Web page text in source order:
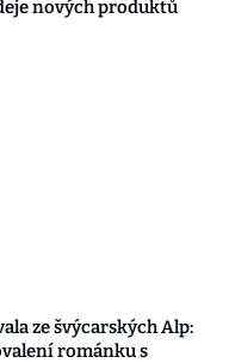
nových produktů
ze švýcarských Alp:
románku s